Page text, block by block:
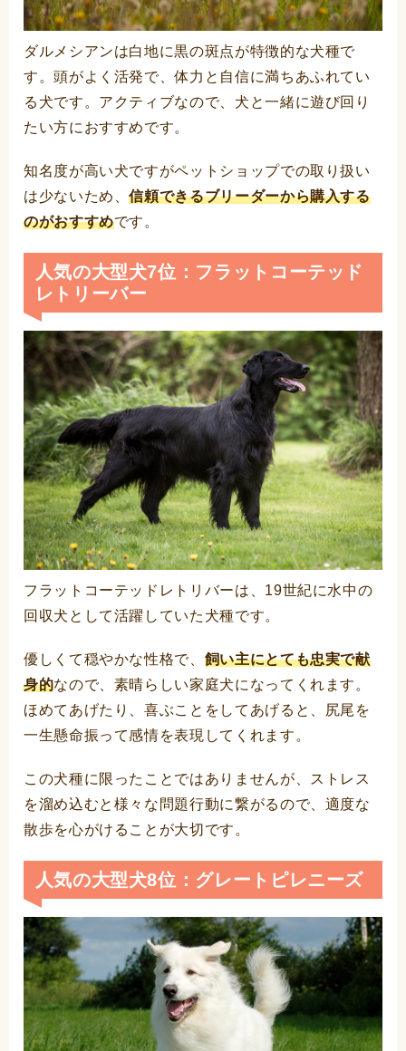
ダルメシアンは白地に黒の斑点が特徴的な犬種で
す。頭がよく活発で、体力と自信に満ちあふれてい
る犬です。アクティブなので、犬と一緒に遊び回り
たい方におすすめです。
知名度が高い犬ですがペットショップでの取り扱い
は少ないため、信頼できるブリーダーから購入する
のがおすすめです。
人気の大型犬7位：フラットコーテッド
レトリーバー
フラットコーテッドレトリバーは、19世紀に水中の
回収犬として活躍していた犬種です。
優しくて穏やかな性格で、 飼い主にとても忠実で献
身的なので、素晴らしい家庭犬になってくれます。
ほめてあげたり、喜ぶことをしてあげると、尻尾を
一生懸命振って感情を表現してくれます。
この犬種に限ったことではありませんが、ストレス
を溜め込むと様々な問題行動に繋がるので、適度な
散歩を心がけることが大切です。
人気の大型犬8位：グレートピレニーズ